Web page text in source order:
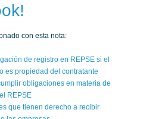
con esta nota:
de registro en REPSE si el
es propiedad del contratante
obligaciones en materia de
REPSE
que tienen derecho a recibir